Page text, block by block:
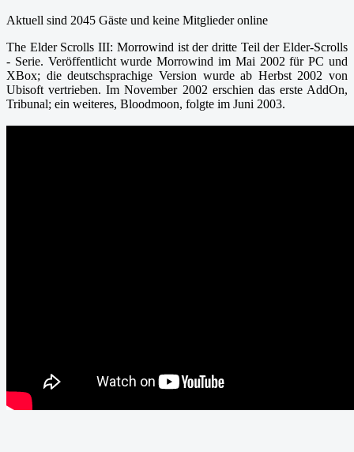
Aktuell sind 2045 Gäste und keine Mitglieder online
The Elder Scrolls III: Morrowind ist der dritte Teil der Elder-Scrolls
- Serie. Veröffentlicht wurde Morrowind im Mai 2002 für PC und
XBox; die deutschsprachige Version wurde ab Herbst 2002 von
Ubisoft vertrieben. Im November 2002 erschien das erste AddOn,
Tribunal; ein weiteres, Bloodmoon, folgte im Juni 2003.